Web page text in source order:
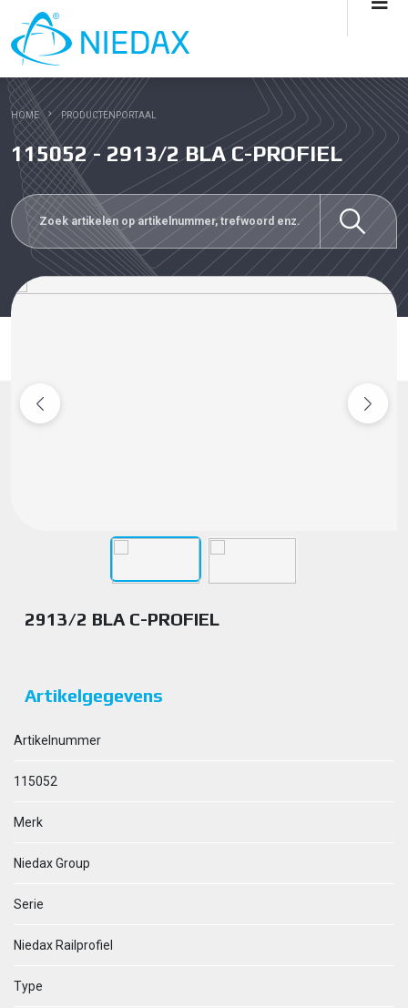
HOME PRODUCTENPORTAAL
115052 - 2913/2 BLA C-PROFIEL
2913/2 BLA C-PROFIEL
Artikelgegevens
Artikelnummer
115052
Merk
Niedax Group
Serie
Niedax Railprofiel
Type